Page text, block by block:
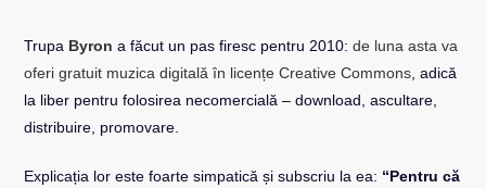
Trupa Byron a făcut un pas firesc pentru 2010:de luna asta va
oferi gratuit muzica digitală în licențe Creative Commons , adică
la liber pentru folosirea necomercială – download, ascultare,
distribuire, promovare.
Explicația lor este foarte simpatică și subscriu la ea: “Pentru că